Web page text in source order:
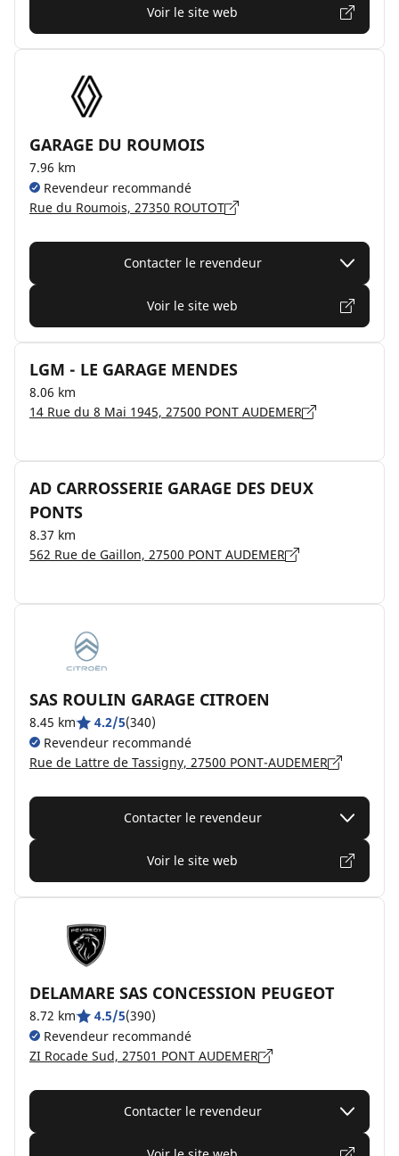
Voir le site web
GARAGE DU ROUMOIS
7.96 km
Revendeur recommandé
Rue du Roumois, 27350 ROUTOT
Contacter le revendeur
Voir le site web
LGM - LE GARAGE MENDES
8.06 km
14 Rue du 8 Mai 1945, 27500 PONT AUDEMER
AD CARROSSERIE GARAGE DES DEUX
PONTS
8.37 km
562 Rue de Gaillon, 27500 PONT AUDEMER
SAS ROULIN GARAGE CITROEN
8.45 km 4.2/5(340)
Revendeur recommandé
Rue de Lattre de Tassigny, 27500 PONT-AUDEMER
Contacter le revendeur
Voir le site web
DELAMARE SAS CONCESSION PEUGEOT
8.72 km 4.5/5(390)
Revendeur recommandé
ZI Rocade Sud, 27501 PONT AUDEMER
Contacter le revendeur